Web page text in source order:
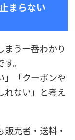
まらない
まう一番わかり
。
」「クーポンや
れない」と考え
売者・送料・